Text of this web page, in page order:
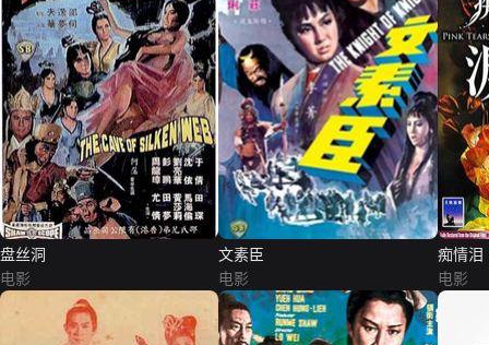
盘丝洞
电影
文素臣
电影
痴情泪
电影